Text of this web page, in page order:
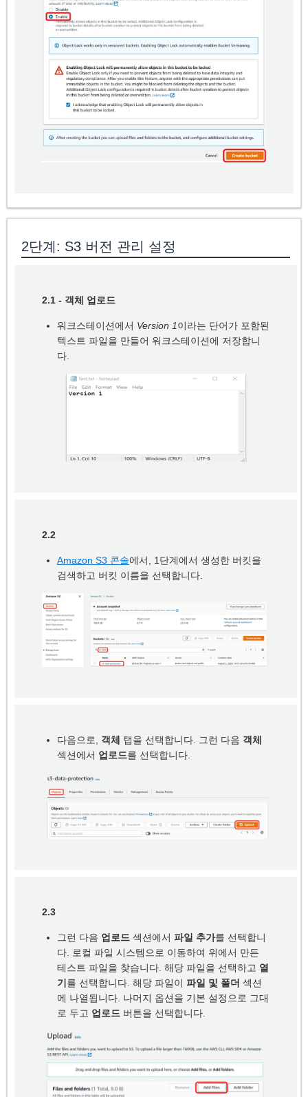
2단계: S3 버전 관리 설정
2.1 - 객체 업로드
워크스테이션에서 Version 1이라는 단어가 포함된
텍스트 파일을 만들어 워크스테이션에 저장합니
다.
2.2
Amazon S3 콘솔에서, 1단계에서 생성한 버킷을
검색하고 버킷 이름을 선택합니다.
다음으로, 객체 탭을 선택합니다. 그런 다음 객체
섹션에서 업로드를 선택합니다.
2.3
그런 다음 업로드 섹션에서 파일 추가를 선택합니
다. 로컬 파일 시스템으로 이동하여 위에서 만든
테스트 파일을 찾습니다. 해당 파일을 선택하고 열
기 를 선택합니다. 해당 파일이 파일 및 폴더 섹션
에 나열됩니다. 나머지 옵션을 기본 설정으로 그대
로 두고 업로드 버튼을 선택합니다.